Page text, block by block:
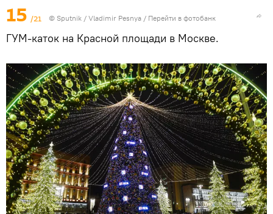
15 /21 © Sputnik / Vladimir Pesnya / Перейти в фотобанк
ГУМ-каток на Красной площади в Москве.